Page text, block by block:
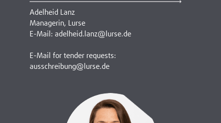
Adelheid Lanz
Managerin, Lurse
E-Mail: adelheid.lanz@lurse.de
E-Mail for tender requests:
ausschreibung@lurse.de